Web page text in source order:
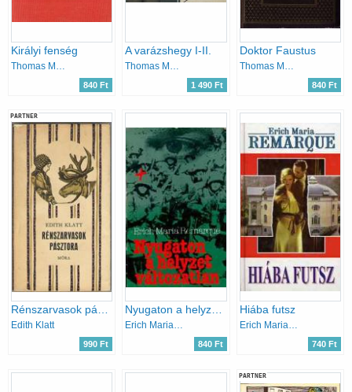
Királyi fenség
840 Ft
A varázshegy I-II.
1 490 Ft
Doktor Faustus
840 Ft
PARTNER
Rénszarvasok pásztora
Edith Klatt
990 Ft
Nyugaton a helyzet változatlan
Erich Maria Remarque
840 Ft
Hiába futsz
Erich Maria Remarque
740 Ft
PARTNER